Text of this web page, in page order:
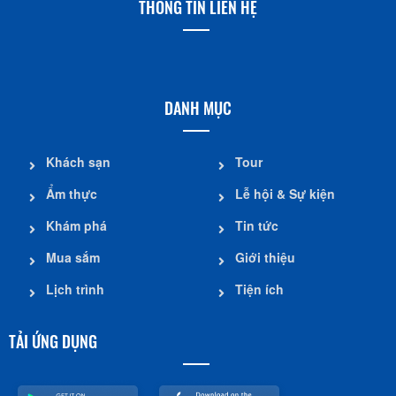
THÔNG TIN LIÊN HỆ
DANH MỤC
Khách sạn
Ẩm thực
Khám phá
Mua sắm
Lịch trình
Tour
Lễ hội & Sự kiện
Tin tức
Giới thiệu
Tiện ích
TẢI ỨNG DỤNG